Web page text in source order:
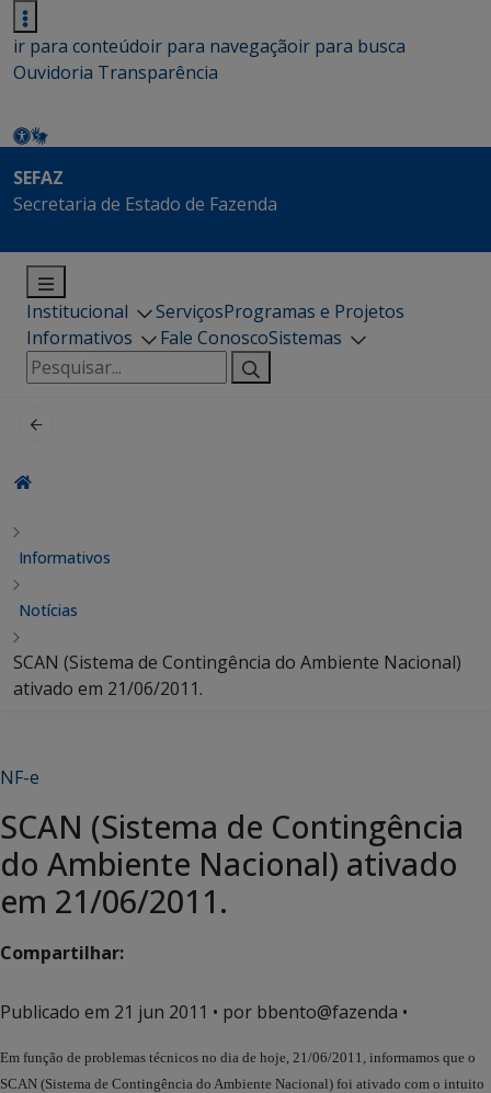
ir para conteúdoir para navegaçãoir para busca
Ouvidoria Transparência
SEFAZ
Secretaria de Estado de Fazenda
Institucional ServiçosProgramas e Projetos
Informativos
Fale ConoscoSistemas
Pesquisar
por:
Informativos
Notícias
SCAN (Sistema de Contingência do Ambiente Nacional)
ativado em 21/06/2011.
NF-e
SCAN (Sistema de Contingência
do Ambiente Nacional) ativado
em 21/06/2011.
Compartilhar:
Publicado em 21 jun 2011 • por bbento@fazenda •
Em função de problemas técnicos no dia de hoje, 21/06/2011, informamos que o
SCAN (Sistema de Contingência do Ambiente Nacional) foi ativado com o intuito